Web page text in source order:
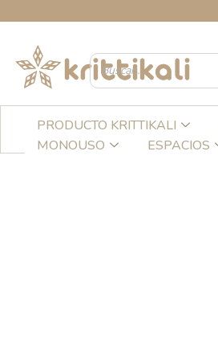
contenido
PRODUCTO KRITTIKALI
MONOUSO
ESPACIOS